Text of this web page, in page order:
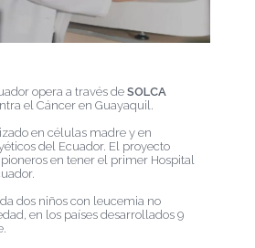
opera a través de SOLCA
el Cáncer en Guayaquil.
en células madre y en
del Ecuador. El proyecto
en tener el primer Hospital
dos niños con leucemia no
en los países desarrollados 9